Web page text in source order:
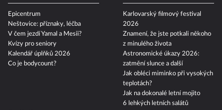
Epicentrum
Neštovice: příznaky, léčba
V čem jezdí Yamal a Mesii?
Kvízy pro seniory
Kalendář úplňků 2026
Co je bodycount?
Karlovarský filmový festival
2026
Znamení, že jste potkali někoho
z minulého života
Astronomické úkazy 2026:
zatmění slunce a další
Jak obléci miminko při vysokých
teplotách?
Jak na dokonalé letní mojito
6 lehkých letních salátů